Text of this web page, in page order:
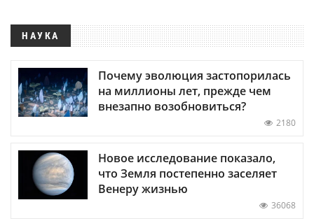
НАУКА
Почему эволюция застопорилась
на миллионы лет, прежде чем
внезапно возобновиться?
2180
Новое исследование показало,
что Земля постепенно заселяет
Венеру жизнью
36068